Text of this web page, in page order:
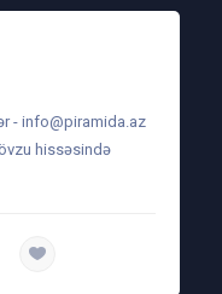
-info@piramida.az
hissəsində